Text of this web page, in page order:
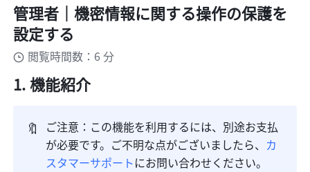
管理者｜機密情報に関する操作の保護を
設定する
閲覧時間数：6 分
機能紹介
🔖
ご注意：この機能を利用するには、別途お支払
が必要です。ご不明な点がございましたら、 カ
スタマーサポートにお問い合わせください。